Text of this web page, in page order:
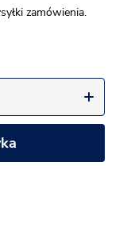
zamówienia.